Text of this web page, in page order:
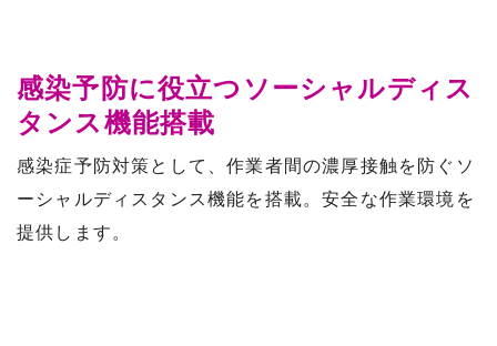
感染予防に役立つソーシャルディス
タンス機能搭載
感染症予防対策として、作業者間の濃厚接触を防ぐソ
ーシャルディスタンス機能を搭載。安全な作業環境を
提供します。